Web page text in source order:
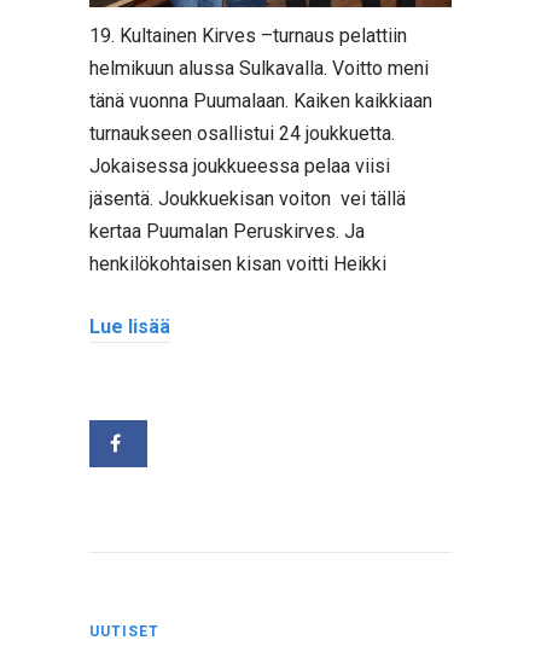
19. Kultainen Kirves –turnaus pelattiin
helmikuun alussa Sulkavalla. Voitto meni
tänä vuonna Puumalaan. Kaiken kaikkiaan
turnaukseen osallistui 24 joukkuetta.
Jokaisessa joukkueessa pelaa viisi
jäsentä. Joukkuekisan voiton vei tällä
kertaa Puumalan Peruskirves. Ja
henkilökohtaisen kisan voitti Heikki
Lue lisää
UUTISET